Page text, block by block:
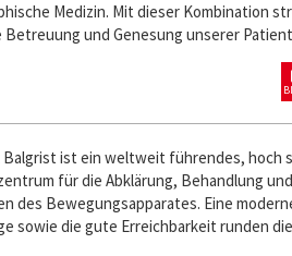
Medizin. Mit dieser Kombination
und Genesung unserer
Balgrist ist ein weltweit führendes, hoch
für die Abklärung, Behandlung
des Bewegungsapparates. Eine
sowie die gute Erreichbarkeit runden